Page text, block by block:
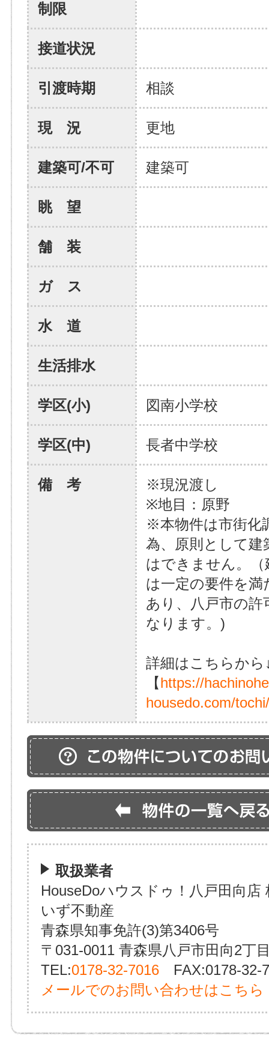
制限
接道状況
引渡時期 相談
現 況 更地
建築可/不可 建築可
眺 望
舗 装
ガ ス
水 道
生活排水
学区(小) 図南小学校
学区(中) 長者中学校
備 考
※現況渡し
※地目：原野
※本物件は市街化
為、原則として建
はできません。（
は一定の要件を満
あり、八戸市の許
なります。)
詳細はこちらから
【https://
housedo.com/
取扱業者
HouseDoハウスドゥ！八戸田向店
いず不動産
青森県知事免許(3)第3406号
〒031-0011 青森県八戸市田向2丁
TEL:0178-32-7016 FAX:0178-32-
メールでのお問い合わせはこちら